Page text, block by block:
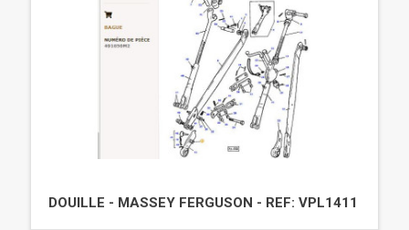
DOUILLE - MASSEY FERGUSON - REF: VPL1411